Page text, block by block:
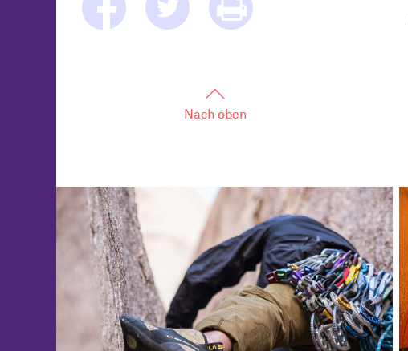
Nach oben